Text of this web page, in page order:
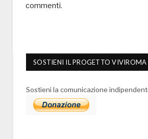
commenti.
SOSTIENI IL PROGETTO VIVIROMA
Sostieni la comunicazione